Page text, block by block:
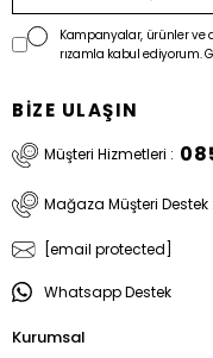
Kampanyalar, ürünler ve
rızamla kabul ediyorum.
BİZE ULAŞIN
Müşteri Hizmetleri :
Mağaza Müşteri Destek :
[email protected]
Whatsapp Destek
Kurumsal